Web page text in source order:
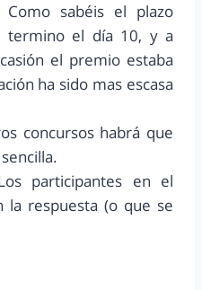
Como sabéis el plazo
termino el día 10, y a
el premio estaba
ha sido mas escasa
concursos habrá que
participantes en el
la respuesta (o que se